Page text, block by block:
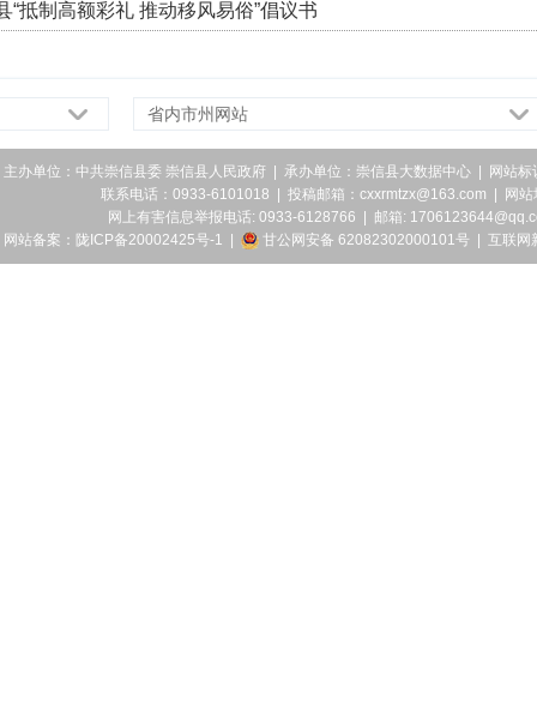
“抵制高额彩礼 推动移风易俗”倡议书
省内市州网站
主办单位：中共崇信县委 崇信县人民政府 | 承办单位：崇信县大数据中心 | 网站
联系电话：0933-6101018 | 投稿邮箱：cxxrmtzx@163.com | 网站
网上有害信息举报电话: 0933-6128766 | 邮箱:
网站备案：陇ICP备20002425号-1
甘公网安备 62082302000101号| 互联网